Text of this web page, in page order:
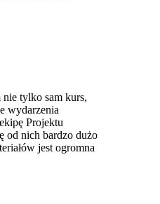
nie tylko sam kurs,
wydarzenia
Projektu
od nich bardzo dużo
jest ogromna